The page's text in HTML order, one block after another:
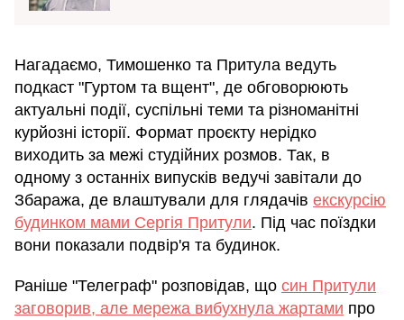
Нагадаємо, Тимошенко та Притула ведуть
подкаст "Гуртом та вщент", де обговорюють
актуальні події, суспільні теми та різноманітні
курйозні історії. Формат проєкту нерідко
виходить за межі студійних розмов. Так, в
одному з останніх випусків ведучі завітали до
Збаража, де влаштували для глядачів екскурсію
будинком мами Сергія Притули. Під час поїздки
вони показали подвір'я та будинок.
Раніше "Телеграф" розповідав, що син Притули
заговорив, але мережа вибухнула жартами про